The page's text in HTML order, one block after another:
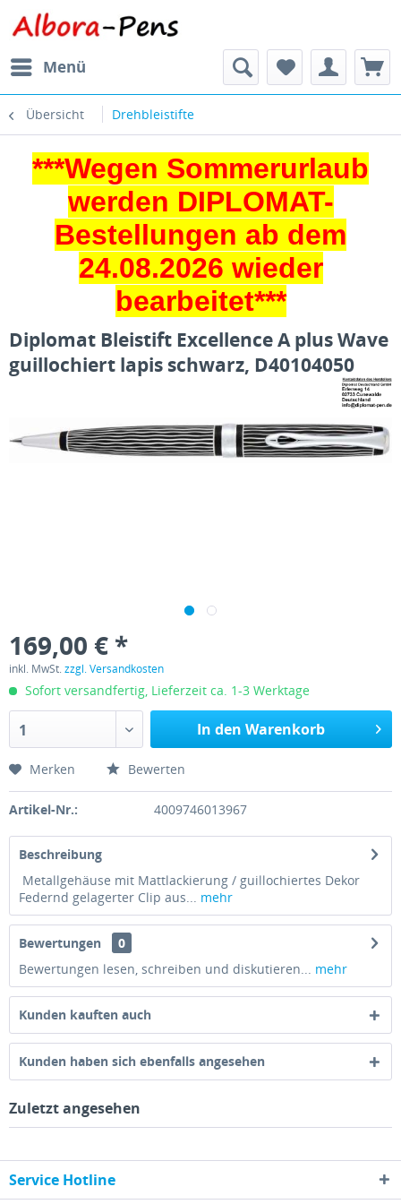
Menü
Übersicht Drehbleistifte
***Wegen Sommerurlaub
werden DIPLOMAT-
Bestellungen ab dem
24.08.2026 wieder
bearbeitet***
Diplomat Bleistift Excellence A plus Wave
guillochiert lapis schwarz, D40104050
169,00 € *
inkl. MwSt.zzgl. Versandkosten
Sofort versandfertig, Lieferzeit ca. 1-3 Werktage
1 In den Warenkorb
Merken Bewerten
Artikel-Nr.: 4009746013967
Beschreibung
Metallgehäuse mit Mattlackierung / guillochiertes Dekor
Federnd gelagerter Clip aus... mehr
Bewertungen
0
Bewertungen lesen, schreiben und diskutieren... mehr
Kunden kauften auch
Kunden haben sich ebenfalls angesehen
Zuletzt angesehen
Service Hotline